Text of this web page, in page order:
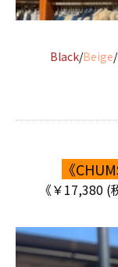
Black/Beige/
《
《￥17,380